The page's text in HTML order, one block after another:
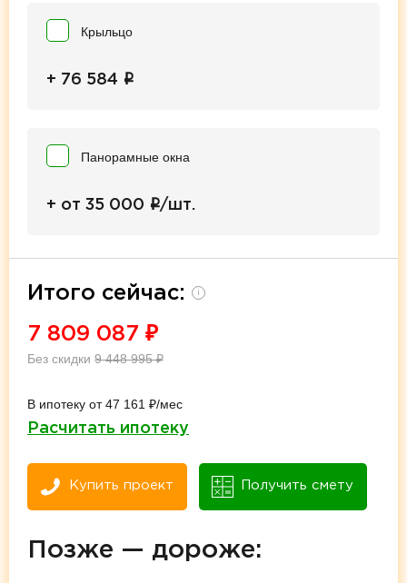
Крыльцо
+ 76 584 i
Панорамные окна
+ от 35 000 i/шт.
Итого сейчас: i
7 809 087 ₽
Без скидки 9 448 995₽
В ипотеку от 47 161 ₽/мес
Расчитать ипотеку
Купить проект Получить смету
Позже — дороже: